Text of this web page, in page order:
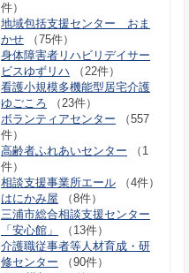
件）
地域包括支援センター おま
かせ （75件）
身体障害者リハビリデイサー
ビスゆずリハ （22件）
看護小規模多機能型居宅介護
ゆごころ （23件）
ボランティアセンター （557
件）
高齢者ふれあいセンター （1
件）
相談支援事業所エール （4件）
はにかみ屋 （8件）
三浦市総合相談支援センター
「安心館」
（13件）
介護職従事者等人材育成・研
修センター （90件）